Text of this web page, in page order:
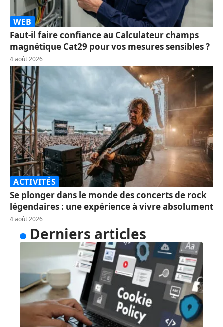
WEB
Faut-il faire confiance au Calculateur champs
magnétique Cat29 pour vos mesures sensibles ?
4 août 2026
ACTIVITÉS
Se plonger dans le monde des concerts de rock
légendaires : une expérience à vivre absolument
4 août 2026
Derniers articles